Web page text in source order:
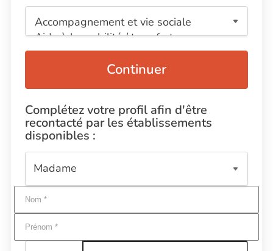
Continuer
Complétez votre profil afin d'être
recontacté par les établissements
disponibles :